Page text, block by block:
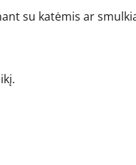
su katėmis ar